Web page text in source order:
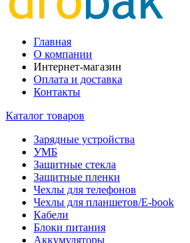
Главная
О компании
Интернет-магазин
Оплата и доставка
Контакты
Каталог товаров
Зарядные устройства
УМБ
Защитные стекла
Защитные пленки
Чехлы для телефонов
Чехлы для планшетов/E-book
Кабели
Блоки питания
Аккумуляторы